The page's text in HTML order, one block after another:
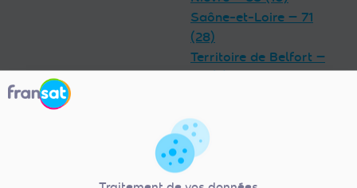
Saône-et-Loire — 71
(28)
Territoire de Belfort —
Meurthe-et-Moselle —
Centre-Val de
Loire (92)
Indre — 36 (13)